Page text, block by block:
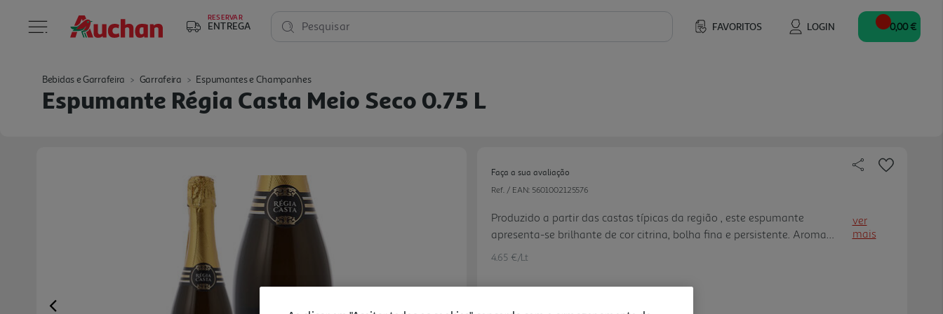
RESERVAR
ENTREGA FAVORITOS LOGIN
Pesquisar 0,00 €
Bebidas e Garrafeira Garrafeira Espumantes e Champanhes
Espumante Régia Casta Meio Seco 0.75 L
Faça a sua avaliação
Ref. / EAN: 5601002125576
Produzido a partir das castas típicas da região , este espumante
apresenta-se brilhante de cor citrina, bolha fina e persistente. Aroma
intenso a fruta de polpa branca e bem harmonioso . No sabor, é fresco ,
de peixe e marisco . Regionalmente , acompanha leitão assado. Deverá
ver
mais
4.65 €/Lt